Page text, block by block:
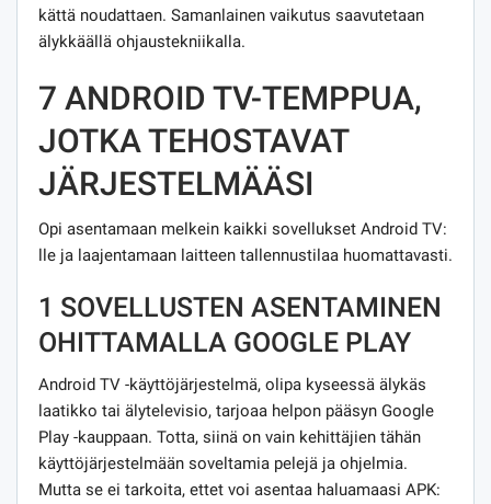
kättä noudattaen. Samanlainen vaikutus saavutetaan
älykkäällä ohjaustekniikalla.
7 ANDROID TV-TEMPPUA,
JOTKA TEHOSTAVAT
JÄRJESTELMÄÄSI
Opi asentamaan melkein kaikki sovellukset Android TV:
lle ja laajentamaan laitteen tallennustilaa huomattavasti.
1 SOVELLUSTEN ASENTAMINEN
OHITTAMALLA GOOGLE PLAY
Android TV -käyttöjärjestelmä, olipa kyseessä älykäs
laatikko tai älytelevisio, tarjoaa helpon pääsyn Google
Play -kauppaan. Totta, siinä on vain kehittäjien tähän
käyttöjärjestelmään soveltamia pelejä ja ohjelmia.
Mutta se ei tarkoita, ettet voi asentaa haluamaasi APK: